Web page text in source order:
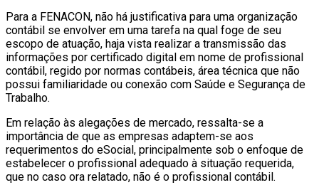
Para a FENACON, não há justificativa para uma organização
contábil se envolver em uma tarefa na qual foge de seu
escopo de atuação, haja vista realizar a transmissão das
informações por certificado digital em nome de profissional
contábil, regido por normas contábeis, área técnica que não
possui familiaridade ou conexão com Saúde e Segurança de
Trabalho.
Em relação às alegações de mercado, ressalta-se a
importância de que as empresas adaptem-se aos
requerimentos do eSocial, principalmente sob o enfoque de
estabelecer o profissional adequado à situação requerida,
que no caso ora relatado, não é o profissional contábil.